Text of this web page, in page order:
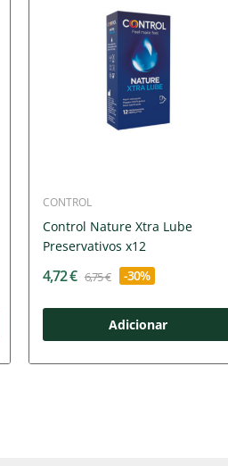
CONTROL
Control Nature Xtra Lube
Preservativos x12
4,72 € 6,75 € -30%
Adicionar